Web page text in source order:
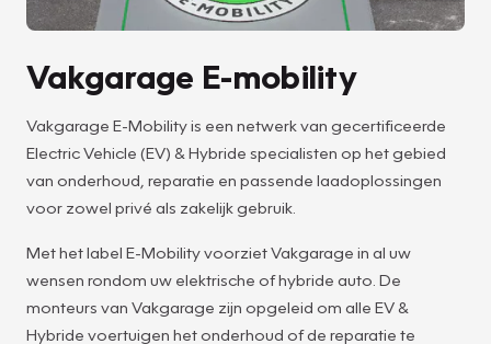
Vakgarage E-mobility
Vakgarage E-Mobility is een netwerk van gecertificeerde
Electric Vehicle (EV) & Hybride specialisten op het gebied
van onderhoud, reparatie en passende laadoplossingen
voor zowel privé als zakelijk gebruik.
Met het label E-Mobility voorziet Vakgarage in al uw
wensen rondom uw elektrische of hybride auto. De
monteurs van Vakgarage zijn opgeleid om alle EV &
Hybride voertuigen het onderhoud of de reparatie te